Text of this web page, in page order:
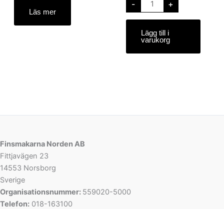
Läs mer
- +
Lägg till i
varukorg
Finsmakarna Norden AB
Fittjavägen 23
14553 Norsborg
Sverige
Organisationsnummer: 559020-5000
Telefon: 018-163100